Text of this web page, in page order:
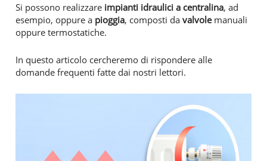
Si possono realizzare impianti idraulici a centralina, ad
esempio, oppure a pioggia, composti da valvole manuali
oppure termostatiche.
In questo articolo cercheremo di rispondere alle
domande frequenti fatte dai nostri lettori.